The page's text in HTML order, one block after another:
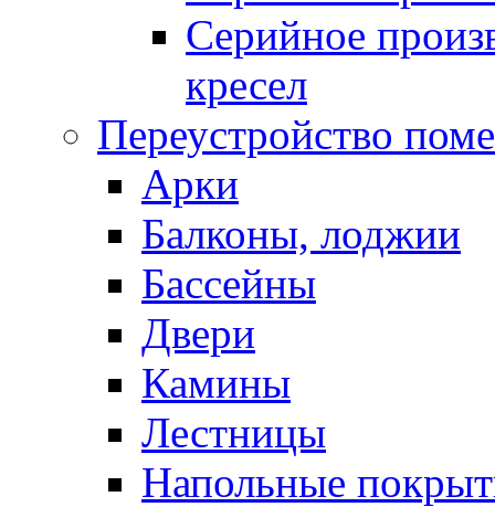
Серийное
кресел
Переустройство
Арки
Балконы, лоджии
Бассейны
Двери
Камины
Лестницы
Напольные